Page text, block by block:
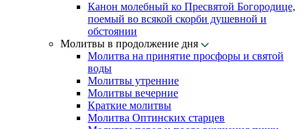
Канон молебный ко Пресвятой Богородице,
поемый во всякой скорби душевной и
обстоянии
Молитвы в продолжение дня
Молитва на принятие просфоры и святой
воды
Молитвы утренние
Молитвы вечерние
Краткие молитвы
Молитва Оптинских старцев